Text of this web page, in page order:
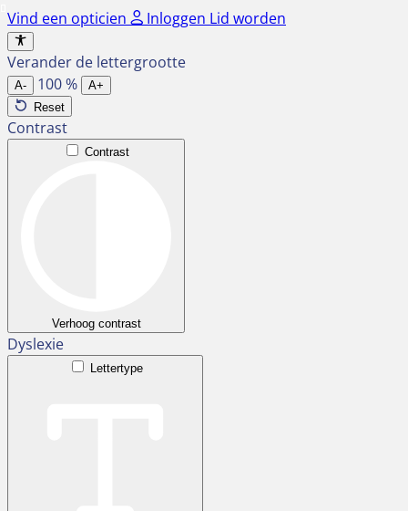
Ga
naar
de
inhoud
Vind een opticien Inloggen Lid worden
Verander de lettergrootte
A- 100%
A+
Reset
Contrast
Contrast
Verhoog contrast
Dyslexie
Lettertype